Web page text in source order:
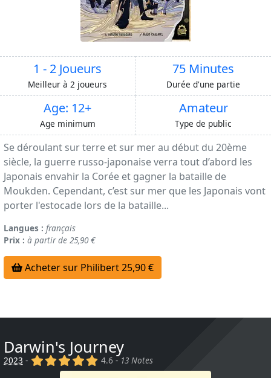
1 - 2 Joueurs
Meilleur à 2 joueurs
75 Minutes
Durée d'une partie
Age: 12+
Age minimum
Amateur
Type de public
Se déroulant sur terre et sur mer au début du 20ème
siècle, la guerre russo-japonaise verra tout d’abord les
Japonais envahir la Corée et gagner la bataille de
Moukden. Cependant, c’est sur mer que les Japonais vont
porter l'estocade lors de la bataille...
Langues : français
Prix : à partir de 25,90 €
Acheter sur Philibert 25,90 €
Darwin's Journey
2023 - (x) (x) (x) (x) (x)
4.6 - 13 Notes